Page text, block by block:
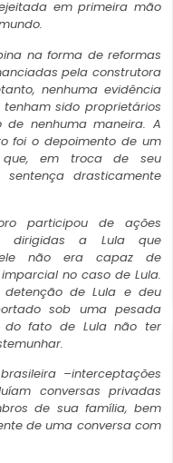
em primeira mão
na forma de reformas
pela construtora
nenhuma evidência
sido proprietários
nenhuma maneira. A
foi o depoimento de um
que, em troca de seu
drasticamente
participou de ações
dirigidas a Lula que
ele não era capaz de
no caso de Lula.
de Lula e deu
sob uma pesada
do fato de Lula não ter
–interceptações
conversas privadas
de sua família, bem
de uma conversa com